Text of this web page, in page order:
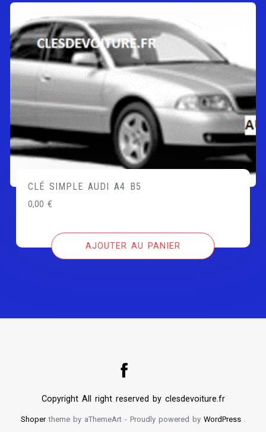
CLÉ SIMPLE AUDI A4 B5
0,00€
AJOUTER AU PANIER
Copyright All right reserved by clesdevoiture.fr
Shopertheme by aThemeArt - Proudly powered by WordPress.